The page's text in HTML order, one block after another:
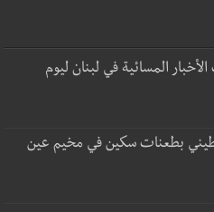
المسائية في لبنان ليوم
بطعنات سكين في مخيم عين